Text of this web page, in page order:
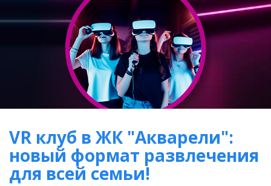
VR клуб в ЖК "Акварели":
новый формат развлечения
для всей семьи!